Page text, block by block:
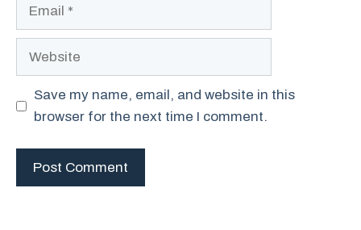
Website
Save my name, email, and website in this
browser for the next time I comment.